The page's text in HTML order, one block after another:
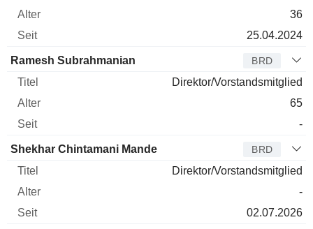
36
25.04.2024
Ramesh Subrahmanian BRD
Direktor/Vorstandsmitglied
65
-
Shekhar Chintamani Mande BRD
Direktor/Vorstandsmitglied
-
02.07.2026